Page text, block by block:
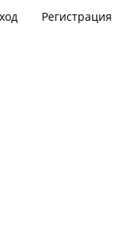
Регистрация